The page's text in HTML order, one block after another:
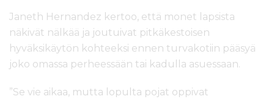
Janeth Hernandez kertoo, että monet lapsista
näkivät nälkää ja joutuivat pitkäkestoisen
hyväksikäytön kohteeksi ennen turvakotiin pääsyä
joko omassa perheessään tai kadulla asuessaan.
”Se vie aikaa, mutta lopulta pojat oppivat